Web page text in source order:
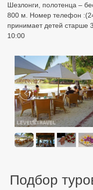
Шезлонги, полотенца –
800 м. Номер телефон
принимает детей старше
10:00
Подбор